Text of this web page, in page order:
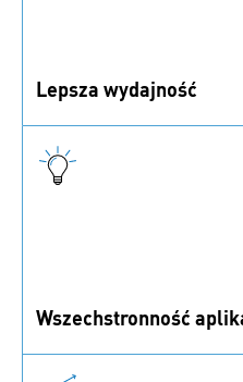
Lepsza wydajność
Wszechstronność